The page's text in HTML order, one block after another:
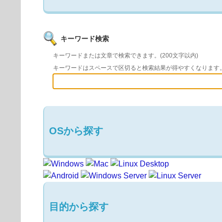
キーワード検索
キーワードまたは文章で検索できます。(200文字以内)
キーワードはスペースで区切ると検索結果が得やすくなりま
OSから探す
目的から探す